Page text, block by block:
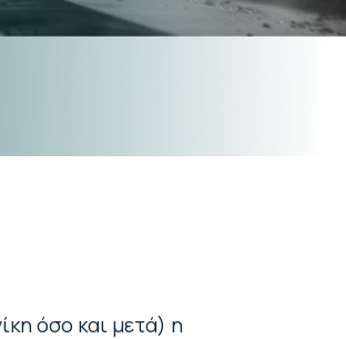
όσο και μετά) η